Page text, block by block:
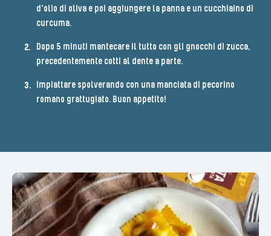
d'olio di oliva e poi aggiungere la panna e un cucchiaino di
curcuma.
Dopo 5 minuti mantecare il tutto con gli gnocchi di zucca,
precedentemente cotti al dente a parte.
Impiattare spolverando con una manciata di pecorino
romano grattugiato. Buon appetito!